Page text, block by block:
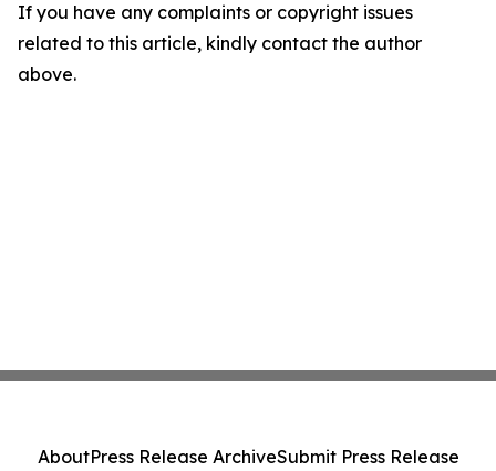
If you have any complaints or copyright issues
related to this article, kindly contact the author
above.
AboutPress Release ArchiveSubmit Press Release